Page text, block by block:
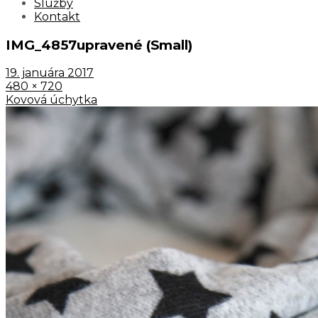
Služby
Kontakt
IMG_4857upravené (Small)
19. januára 2017
480 × 720
Kovová úchytka